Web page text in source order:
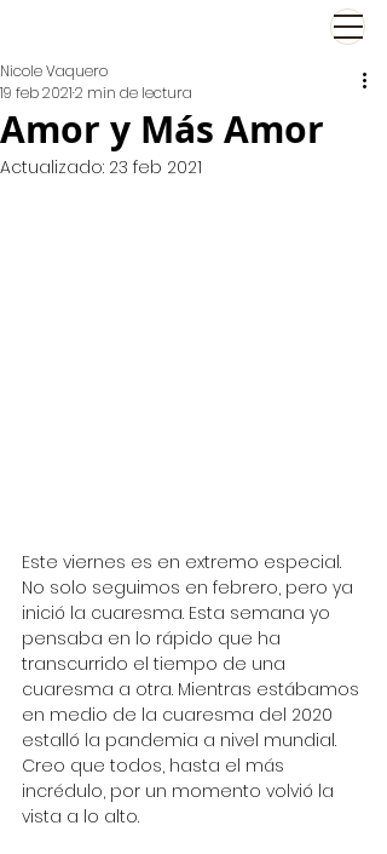
Amor y Más Amor
Nicole Vaquero
19 feb 20212 min de lectura
Actualizado: 23 feb 2021
Este viernes es en extremo especial.
No solo seguimos en febrero, pero ya
inició la cuaresma. Esta semana yo
pensaba en lo rápido que ha
transcurrido el tiempo de una
cuaresma a otra. Mientras estábamos
en medio de la cuaresma del 2020
estalló la pandemia a nivel mundial.
Creo que todos, hasta el más
incrédulo, por un momento volvió la
vista a lo alto.